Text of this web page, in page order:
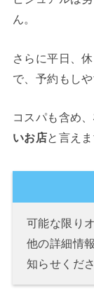
ん。
さらに平日、
で、予約もしや
コスパも含め、
いお店と言えま
可能な限り
他の詳細情
知らせくだ